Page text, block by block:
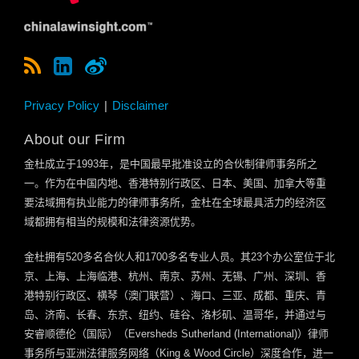
Privacy Policy Disclaimer
About our Firm
金杜成立于1993年，是中国最早批准设立的合伙制律师事务所之
一。作为在中国内地、香港特别行政区、日本、美国、加拿大等重
要法域拥有执业能力的律师事务所，金杜在全球最具活力的经济区
域都拥有相当的规模和法律资源优势。
金杜拥有520多名合伙人和1700多名专业人员。其23个办公室位于北
京、上海、上海临港、杭州、南京、苏州、无锡、广州、深圳、香
港特别行政区、横琴（澳门联营）、海口、三亚、成都、重庆、青
岛、济南、长春、东京、纽约、硅谷、洛杉矶、温哥华，并通过与
安睿顺德伦（国际）（Eversheds Sutherland (International)）律师
事务所与亚洲法律服务网络（King & Wood Circle）深度合作，进一